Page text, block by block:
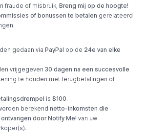
fraude of misbruik, Breng mij op de hoogte!
of bonussen te betalen gerelateerd
gedaan via PayPal op de 24e van elke
vrijgegeven 30 dagen na een succesvolle
te houden met terugbetalingen of
is $100.
berekend netto-inkomsten die
door Notify Me! van uw